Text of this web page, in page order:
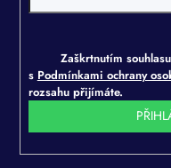
Zaškrtnutím
s Podmínkami ochrany
rozsahu přijímáte.